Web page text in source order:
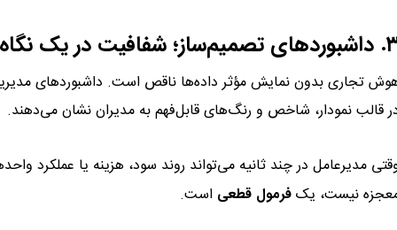
شفافیت در یک نگاه
قالب نمودار، شاخص و رنگ‌های قابل‌فهم به مدیران نشان می‌دهند.
مدیرعامل در چند ثانیه می‌تواند روند سود، هزینه یا عملکرد
نیست، یکفرمول قطعی است.